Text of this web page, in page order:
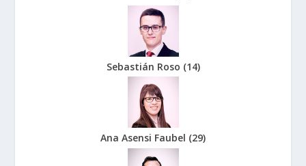
Sebastián Roso (14)
Ana Asensi Faubel (29)